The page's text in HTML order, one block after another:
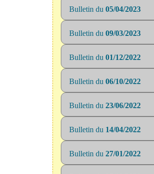
Bulletin du 05/04/2023
Bulletin du 09/03/2023
Bulletin du 01/12/2022
Bulletin du 06/10/2022
Bulletin du 23/06/2022
Bulletin du 14/04/2022
Bulletin du 27/01/2022